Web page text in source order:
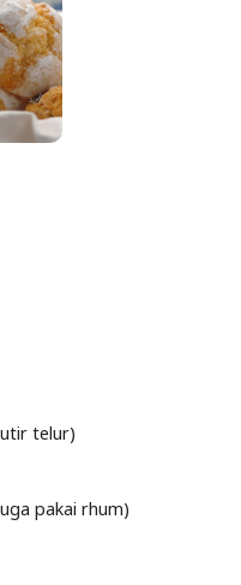
telur)
pakai rhum)